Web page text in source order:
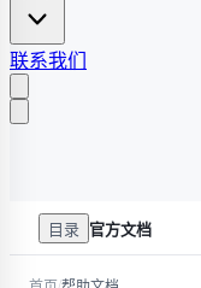
联系我们
目录 官方文档